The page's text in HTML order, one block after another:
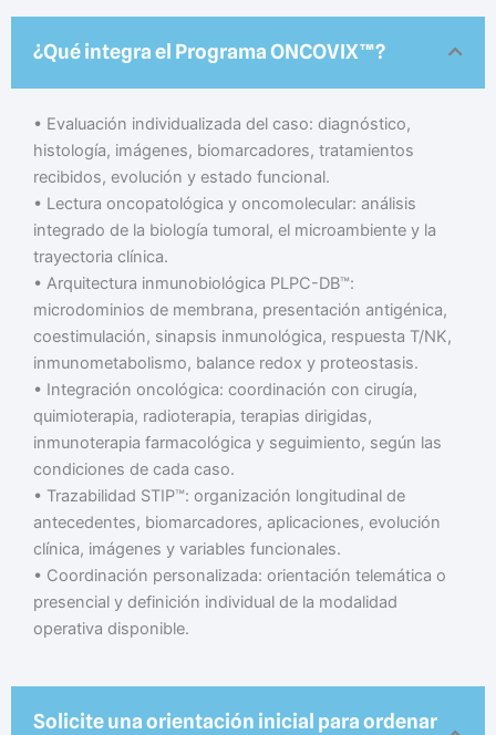
¿Qué integra el Programa ONCOVIX™?
• Evaluación individualizada del caso: diagnóstico,
histología, imágenes, biomarcadores, tratamientos
recibidos, evolución y estado funcional.
• Lectura oncopatológica y oncomolecular: análisis
integrado de la biología tumoral, el microambiente y la
trayectoria clínica.
• Arquitectura inmunobiológica PLPC-DB™:
microdominios de membrana, presentación antigénica,
coestimulación, sinapsis inmunológica, respuesta T/NK,
inmunometabolismo, balance redox y proteostasis.
• Integración oncológica: coordinación con cirugía,
quimioterapia, radioterapia, terapias dirigidas,
inmunoterapia farmacológica y seguimiento, según las
condiciones de cada caso.
• Trazabilidad STIP™: organización longitudinal de
antecedentes, biomarcadores, aplicaciones, evolución
clínica, imágenes y variables funcionales.
• Coordinación personalizada: orientación telemática o
presencial y definición individual de la modalidad
operativa disponible.
Solicite una orientación inicial para ordenar